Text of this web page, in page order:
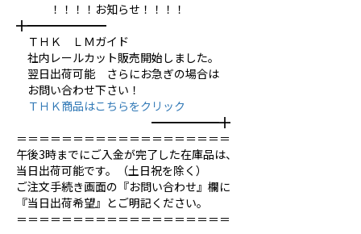
！！！！お知らせ！！！！
╋━━━━━━━
ＴＨＫ ＬＭガイド
社内レールカット販売開始しました。
翌日出荷可能 さらにお急ぎの場合は
お問い合わせ下さい！
ＴＨＫ商品はこちらをクリック
━━━━━━╋
＝＝＝＝＝＝＝＝＝＝＝＝＝＝＝＝＝＝＝
午後3時までにご入金が完了した在庫品は、
当日出荷可能です。（土日祝を除く）
ご注文手続き画面の『お問い合わせ』欄に
『当日出荷希望』とご明記ください。
＝＝＝＝＝＝＝＝＝＝＝＝＝＝＝＝＝＝＝